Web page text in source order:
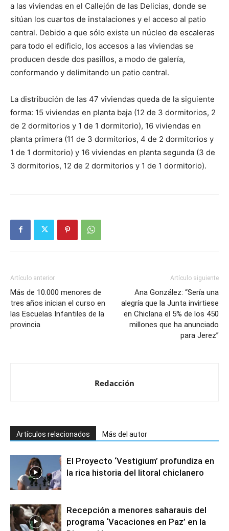
a las viviendas en el Callejón de las Delicias, donde se
sitúan los cuartos de instalaciones y el acceso al patio
central. Debido a que sólo existe un núcleo de escaleras
para todo el edificio, los accesos a las viviendas se
producen desde dos pasillos, a modo de galería,
conformando y delimitando un patio central.
La distribución de las 47 viviendas queda de la siguiente
forma: 15 viviendas en planta baja (12 de 3 dormitorios, 2
de 2 dormitorios y 1 de 1 dormitorio), 16 viviendas en
planta primera (11 de 3 dormitorios, 4 de 2 dormitorios y
1 de 1 dormitorio) y 16 viviendas en planta segunda (3 de
3 dormitorios, 12 de 2 dormitorios y 1 de 1 dormitorio).
Artículo anterior
Más de 10.000 menores de
tres años inician el curso en
las Escuelas Infantiles de la
provincia
Artículo siguiente
Ana González: “Sería una
alegría que la Junta invirtiese
en Chiclana el 5% de los 450
millones que ha anunciado
para Jerez”
Redacción
Artículos relacionados Más del autor
El Proyecto ‘Vestigium’ profundiza en
la rica historia del litoral chiclanero
Recepción a menores saharauis del
programa ‘Vacaciones en Paz’ en la